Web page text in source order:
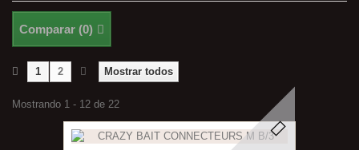
Comparar (0)
Mostrar todos
1 2
Mostrando 1 - 12 de 22